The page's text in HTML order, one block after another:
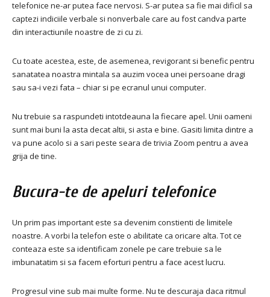
telefonice ne-ar putea face nervosi. S-ar putea sa fie mai dificil sa
captezi indiciile verbale si nonverbale care au fost candva parte
din interactiunile noastre de zi cu zi.
Cu toate acestea, este, de asemenea, revigorant si benefic pentru
sanatatea noastra mintala sa auzim vocea unei persoane dragi
sau sa-i vezi fata – chiar si pe ecranul unui computer.
Nu trebuie sa raspundeti intotdeauna la fiecare apel. Unii oameni
sunt mai buni la asta decat altii, si asta e bine. Gasiti limita dintre a
va pune acolo si a sari peste seara de trivia Zoom pentru a avea
grija de tine.
Bucura-te de apeluri telefonice
Un prim pas important este sa devenim constienti de limitele
noastre. A vorbi la telefon este o abilitate ca oricare alta. Tot ce
conteaza este sa identificam zonele pe care trebuie sa le
imbunatatim si sa facem eforturi pentru a face acest lucru.
Progresul vine sub mai multe forme. Nu te descuraja daca ritmul